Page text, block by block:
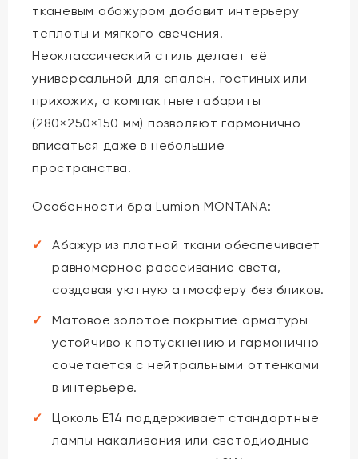
тканевым абажуром добавит интерьеру
теплоты и мягкого свечения.
Неоклассический стиль делает её
универсальной для спален, гостиных или
прихожих, а компактные габариты
(280×250×150 мм) позволяют гармонично
вписаться даже в небольшие
пространства.
Особенности бра Lumion MONTANA:
Абажур из плотной ткани обеспечивает
равномерное рассеивание света,
создавая уютную атмосферу без бликов.
Матовое золотое покрытие арматуры
устойчиво к потускнению и гармонично
сочетается с нейтральными оттенками
в интерьере.
Цоколь E14 поддерживает стандартные
лампы накаливания или светодиодные